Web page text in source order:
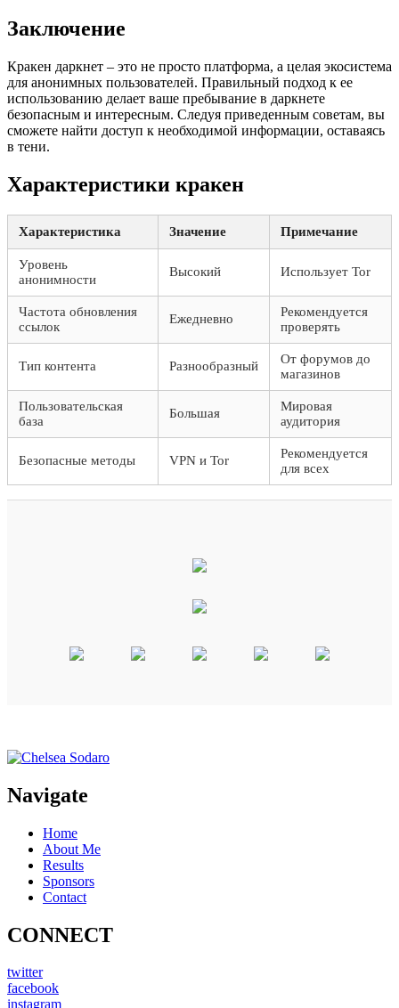
Заключение
Кракен даркнет – это не просто платформа, а целая экосистема
для анонимных пользователей. Правильный подход к ее
использованию делает ваше пребывание в даркнете
безопасным и интересным. Следуя приведенным советам, вы
сможете найти доступ к необходимой информации, оставаясь
в тени.
Характеристики кракен
Характеристика Значение Примечание
Уровень
анонимности
Высокий Использует Tor
Частота обновления
ссылок
Ежедневно
Рекомендуется
проверять
Тип контента Разнообразный
От форумов до
магазинов
Пользовательская
база
Большая
Мировая
аудитория
Безопасные методы VPN и Tor
Рекомендуется
для всех
Navigate
Home
About Me
Results
Sponsors
Contact
CONNECT
twitter
facebook
instagram